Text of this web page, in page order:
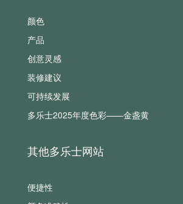
颜色
产品
创意灵感
装修建议
可持续发展
多乐士2025年度色彩——金盏黄
其他多乐士网站
便捷性